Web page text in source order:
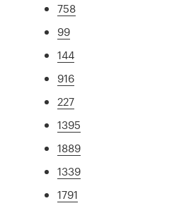
758
99
144
916
227
1395
1889
1339
1791